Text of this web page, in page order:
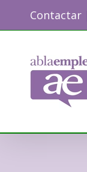
Contactar